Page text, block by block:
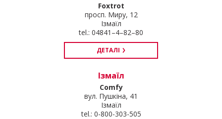
Foxtrot
просп. Миру, 12
Ізмаїл
tel.: 04841–4–82–80
ДЕТАЛІ
Ізмаїл
Comfy
вул. Пушкіна, 41
Ізмаїл
tel.: 0-800-303-505